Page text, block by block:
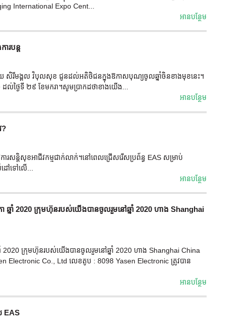
International Expo Cent...
អាន​បន្ថែម
របន្ត
សិរីមង្គល វិបុលសុខ ជូនដល់អតិថិជនក្នុងឱកាសបុណ្យចូលឆ្នាំចិនខាងមុខនេះ។
ល់ថ្ងៃទី ២៩ ខែមករា។សូម​ប្រាកដ​ថា​ខាង​យើង...
អាន​បន្ថែម
?
សន្តិសុខអាជីវកម្មជាក់លាក់។នៅពេលជ្រើសរើសប្រព័ន្ធ EAS សម្រាប់
ៅទៅលើ...
អាន​បន្ថែម
ឆ្នាំ 2020 ក្រុមហ៊ុនរបស់យើងបានចូលរួមនៅឆ្នាំ 2020 ហាង Shanghai
ាំ 2020 ក្រុមហ៊ុនរបស់យើងបានចូលរួមនៅឆ្នាំ 2020 ហាង Shanghai China
Electronic Co., Ltd លេខតូប : 8098 Yasen Electronic ត្រូវបាន
អាន​បន្ថែម
EAS